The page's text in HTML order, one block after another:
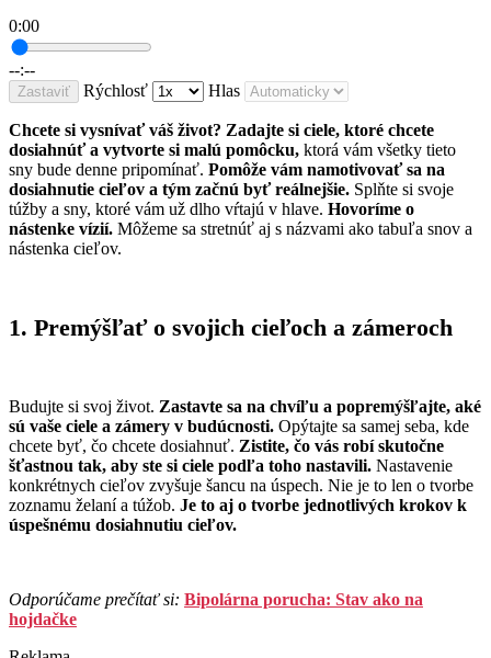
0:00
--:--
Zastaviť Rýchlosť Hlas
Chcete si vysnívať váš život? Zadajte si ciele, ktoré chcete
dosiahnúť a vytvorte si malú pomôcku, ktorá vám všetky tieto
sny bude denne pripomínať. Pomôže vám namotivovať sa na
dosiahnutie cieľov a tým začnú byť reálnejšie. Splňte si svoje
túžby a sny, ktoré vám už dlho vŕtajú v hlave. Hovoríme o
nástenke vízií. Môžeme sa stretnúť aj s názvami ako tabuľa snov a
nástenka cieľov.
1. Premýšľať o svojich cieľoch a zámeroch
Budujte si svoj život. Zastavte sa na chvíľu a popremýšľajte, aké
sú vaše ciele a zámery v budúcnosti. Opýtajte sa samej seba, kde
chcete byť, čo chcete dosiahnuť. Zistite, čo vás robí skutočne
šťastnou tak, aby ste si ciele podľa toho nastavili. Nastavenie
konkrétnych cieľov zvyšuje šancu na úspech. Nie je to len o tvorbe
zoznamu želaní a túžob. Je to aj o tvorbe jednotlivých krokov k
úspešnému dosiahnutiu cieľov.
Odporúčame prečítať si: Bipolárna porucha: Stav ako na
hojdačke